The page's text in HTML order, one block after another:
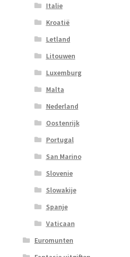
Italie
Kroatië
Letland
Litouwen
Luxemburg
Malta
Nederland
Oostenrijk
Portugal
San Marino
Slovenie
Slowakije
Spanje
Vaticaan
Euromunten